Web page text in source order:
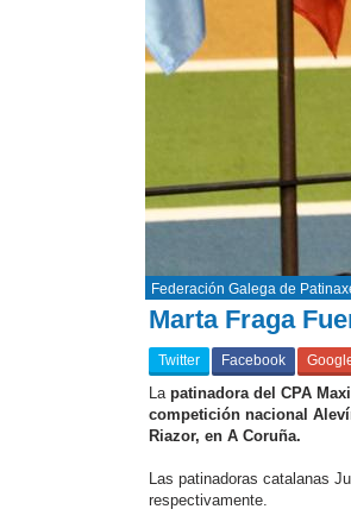
Federación Galega de
Marta Fraga
Twitter Facebook
La patinadora del CPA
competición nacional
Riazor, en A Coruña.
Las patinadoras catalanas
respectivamente.